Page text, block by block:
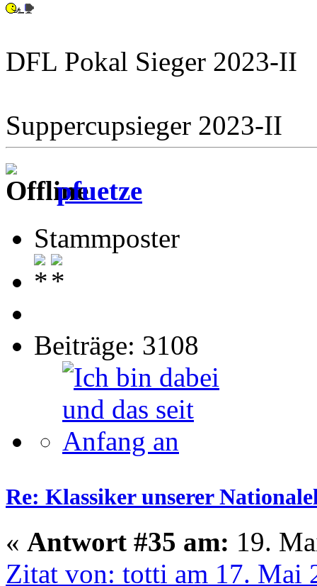
DFL Pokal Sieger 2023-II
Suppercupsieger 2023-II
pfuetze
Stammposter
Beiträge: 3108
Re: Klassiker unserer
« Antwort #35 am: 19.
Zitat von: totti am 17. Mai